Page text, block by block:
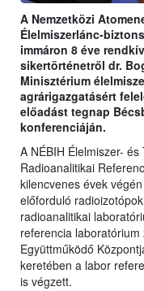
A Nemzetközi
Élelmiszerlánc-
immáron 8 éve
sikertörténetről dr.
Minisztérium
agrárigazgatásért
előadást tegnap
konferenciáján.
A NÉBIH Élelmiszer-
Radioanalitikai
kilencvenes évek
előforduló
radioanalitikai
referencia
Együttműködő
keretében a labor
is végzett.